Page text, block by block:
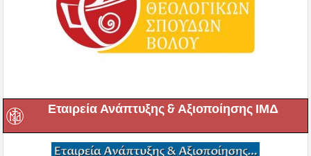
Εταιρεία Ανάπτυξης & Αξιοποίησης ΙΜΔ